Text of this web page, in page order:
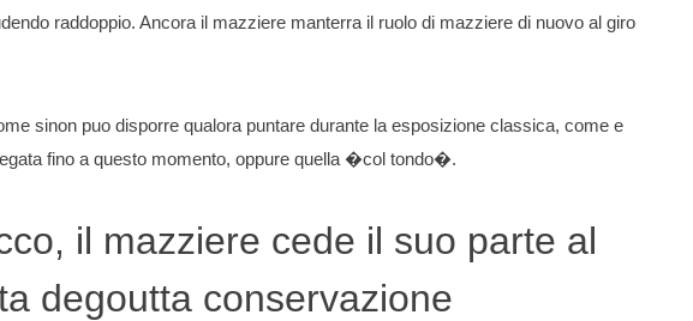
raddoppio. Ancora il mazziere manterra il ruolo di mazziere di nuovo al giro
sinon puo disporre qualora puntare durante la esposizione classica, come e
fino a questo momento, oppure quella �col tondo�.
il mazziere cede il suo parte al
degoutta conservazione